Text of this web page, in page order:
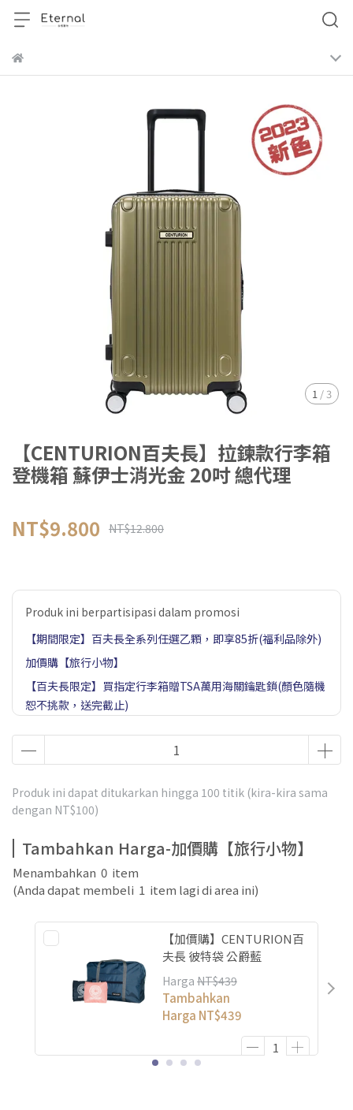
1 /3
【CENTURION百夫長】拉鍊款行李箱
登機箱 蘇伊士消光金 20吋 總代理
NT$9.800 NT$12.800
Produk ini berpartisipasi dalam promosi
【期間限定】百夫長全系列任選乙顆，即享85折(福利品除外)
加價購【旅行小物】
【百夫長限定】買指定行李箱贈TSA萬用海關鑰匙鎖(顏色隨機
恕不挑款，送完截止)
Produk ini dapat ditukarkan hingga 100 titik (kira-kira sama
dengan NT$100)
Tambahkan Harga-加價購【旅行小物】
Menambahkan 0 item
(Anda dapat membeli 1 item lagi di area ini)
【加價購】CENTURION百
夫長 彼特袋 公爵藍
Harga NT$439
Tambahkan
Harga NT$439